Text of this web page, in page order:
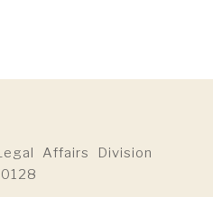
Affairs Division